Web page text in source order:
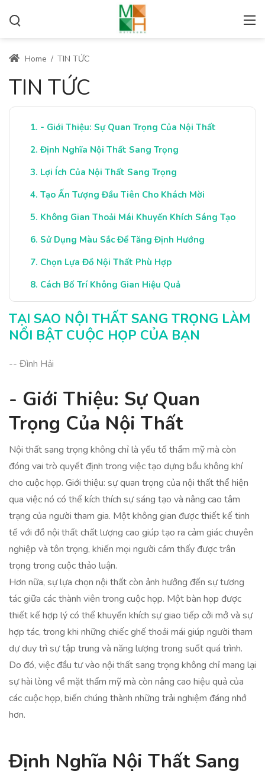
Home / TIN TỨC
TIN TỨC
- Giới Thiệu: Sự Quan Trọng Của Nội Thất
Định Nghĩa Nội Thất Sang Trọng
Lợi Ích Của Nội Thất Sang Trọng
Tạo Ấn Tượng Đầu Tiên Cho Khách Mời
Không Gian Thoải Mái Khuyến Khích Sáng Tạo
Sử Dụng Màu Sắc Để Tăng Định Hướng
Chọn Lựa Đồ Nội Thất Phù Hợp
Cách Bố Trí Không Gian Hiệu Quả
Kết Luận: Đầu Tư Cho Cuộc Họp Thành Công
TẠI SAO NỘI THẤT SANG TRỌNG LÀM
NỔI BẬT CUỘC HỌP CỦA BẠN
-- Đình Hải
- Giới Thiệu: Sự Quan
Trọng Của Nội Thất
Nội thất sang trọng không chỉ là yếu tố thẩm mỹ mà còn
đóng vai trò quyết định trong việc tạo dựng bầu không khí
cho cuộc họp. Giới thiệu: sự quan trọng của nội thất thể hiện
qua việc nó có thể kích thích sự sáng tạo và nâng cao tâm
trạng của người tham gia. Một không gian được thiết kế tinh
tế với đồ nội thất chất lượng cao giúp tạo ra cảm giác chuyên
nghiệp và tôn trọng, khiến mọi người cảm thấy được trân
trọng trong cuộc thảo luận.
Hơn nữa, sự lựa chọn nội thất còn ảnh hưởng đến sự tương
tác giữa các thành viên trong cuộc họp. Một bàn họp được
thiết kế hợp lý có thể khuyến khích sự giao tiếp cởi mở và sự
hợp tác, trong khi những chiếc ghế thoải mái giúp người tham
dự duy trì sự tập trung và năng lượng trong suốt quá trình.
Do đó, việc đầu tư vào nội thất sang trọng không chỉ mang lại
sự hài lòng về mặt thẩm mỹ mà còn nâng cao hiệu quả của
các cuộc họp, biến chúng thành những trải nghiệm đáng nhớ
hơn.
Định Nghĩa Nội Thất Sang